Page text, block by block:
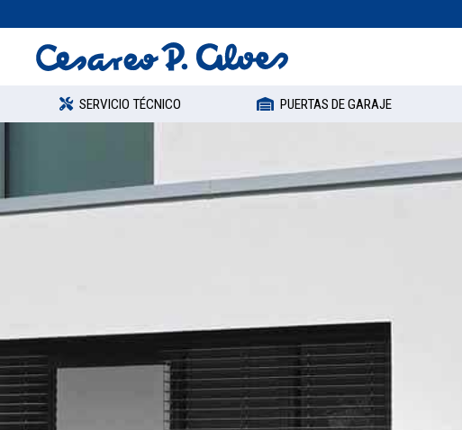
SERVICIO TÉCNICO PUERTAS DE GARAJE